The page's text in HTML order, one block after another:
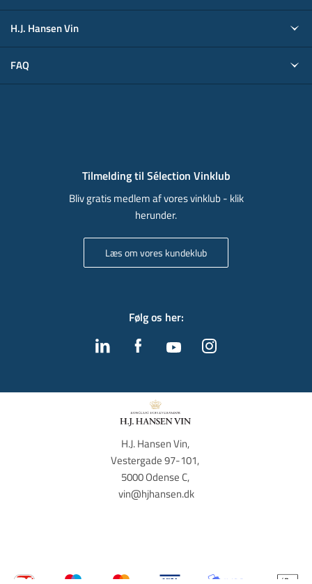
H.J. Hansen Vin
FAQ
Tilmelding til Sélection Vinklub
Bliv gratis medlem af vores vinklub - klik
herunder.
Læs om vores kundeklub
Følg os her:
H.J. Hansen Vin,
Vestergade 97-101,
5000 Odense C,
vin@hjhansen.dk